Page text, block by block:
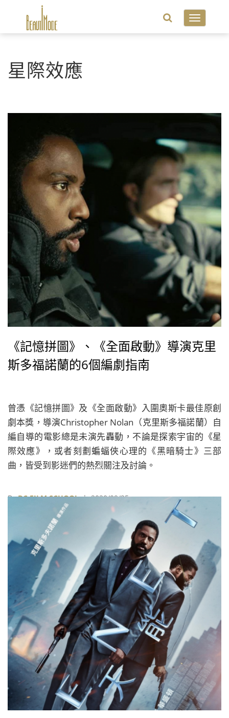
Toggle
星際效應
《記憶拼圖》、《全面啟動》導演克里
斯多福諾蘭的6個編劇指南
曾憑《記憶拼圖》及《全面啟動》入圍奧斯卡最佳原創
劇本獎，導演Christopher Nolan（克里斯多福諾蘭）自
編自導的電影總是未演先轟動，不論是探索宇宙的《星
際效應》，或者刻劃蝙蝠俠心理的《黑暗騎士》三部
曲，皆受到影迷們的熱烈關注及討論。
ByDC FILM SCHOOL| 2020/09/25